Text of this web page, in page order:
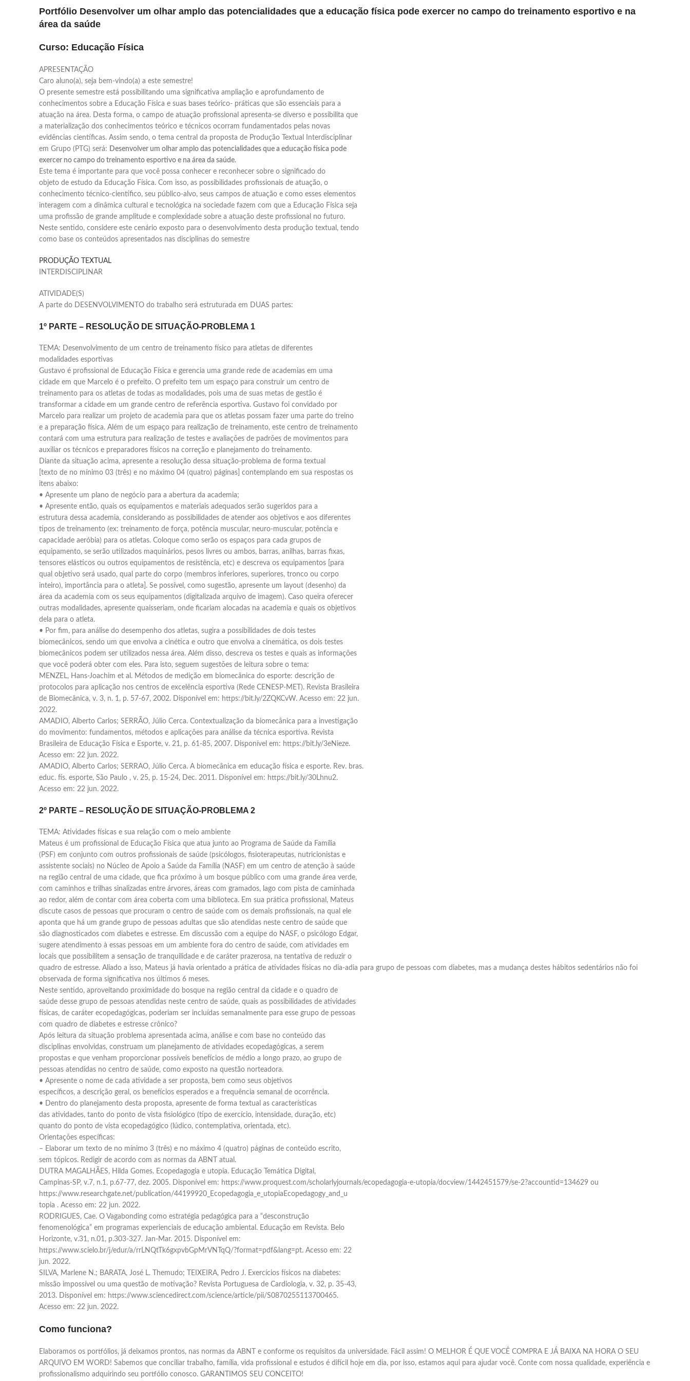
Portfólio Desenvolver um olhar amplo das potencialidades que a educação física pode exercer no campo do treinamento esportivo e na
área da saúde
Curso: Educação Física
APRESENTAÇÃO
Caro aluno(a), seja bem-vindo(a) a este semestre!
O presente semestre está possibilitando uma significativa ampliação e aprofundamento de
conhecimentos sobre a Educação Física e suas bases teórico- práticas que são essenciais para a
atuação na área. Desta forma, o campo de atuação profissional apresenta-se diverso e possibilita que
a materialização dos conhecimentos teórico e técnicos ocorram fundamentados pelas novas
evidências científicas. Assim sendo, o tema central da proposta de Produção Textual Interdisciplinar
em Grupo (PTG) será: Desenvolver um olhar amplo das potencialidades que a educação física pode
exercer no campo do treinamento esportivo e na área da saúde.
Este tema é importante para que você possa conhecer e reconhecer sobre o significado do
objeto de estudo da Educação Física. Com isso, as possibilidades profissionais de atuação, o
conhecimento técnico-científico, seu público-alvo, seus campos de atuação e como esses elementos
interagem com a dinâmica cultural e tecnológica na sociedade fazem com que a Educação Física seja
uma profissão de grande amplitude e complexidade sobre a atuação deste profissional no futuro.
Neste sentido, considere este cenário exposto para o desenvolvimento desta produção textual, tendo
como base os conteúdos apresentados nas disciplinas do semestre
PRODUÇÃO TEXTUAL
INTERDISCIPLINAR
ATIVIDADE(S)
A parte do DESENVOLVIMENTO do trabalho será estruturada em DUAS partes:
1º PARTE – RESOLUÇÃO DE SITUAÇÃO-PROBLEMA 1
TEMA: Desenvolvimento de um centro de treinamento físico para atletas de diferentes
modalidades esportivas
Gustavo é profissional de Educação Física e gerencia uma grande rede de academias em uma
cidade em que Marcelo é o prefeito. O prefeito tem um espaço para construir um centro de
treinamento para os atletas de todas as modalidades, pois uma de suas metas de gestão é
transformar a cidade em um grande centro de referência esportiva. Gustavo foi convidado por
Marcelo para realizar um projeto de academia para que os atletas possam fazer uma parte do treino
e a preparação física. Além de um espaço para realização de treinamento, este centro de treinamento
contará com uma estrutura para realização de testes e avaliações de padrões de movimentos para
auxiliar os técnicos e preparadores físicos na correção e planejamento do treinamento.
Diante da situação acima, apresente a resolução dessa situação-problema de forma textual
[texto de no mínimo 03 (três) e no máximo 04 (quatro) páginas] contemplando em sua respostas os
itens abaixo:
• Apresente um plano de negócio para a abertura da academia;
• Apresente então, quais os equipamentos e materiais adequados serão sugeridos para a
estrutura dessa academia, considerando as possibilidades de atender aos objetivos e aos diferentes
tipos de treinamento (ex: treinamento de força, potência muscular, neuro-muscular, potência e
capacidade aeróbia) para os atletas. Coloque como serão os espaços para cada grupos de
equipamento, se serão utilizados maquinários, pesos livres ou ambos, barras, anilhas, barras fixas,
tensores elásticos ou outros equipamentos de resistência, etc) e descreva os equipamentos [para
qual objetivo será usado, qual parte do corpo (membros inferiores, superiores, tronco ou corpo
inteiro), importância para o atleta]. Se possível, como sugestão, apresente um layout (desenho) da
área da academia com os seus equipamentos (digitalizada arquivo de imagem). Caso queira oferecer
outras modalidades, apresente quaisseriam, onde ficariam alocadas na academia e quais os objetivos
dela para o atleta.
• Por fim, para análise do desempenho dos atletas, sugira a possibilidades de dois testes
biomecânicos, sendo um que envolva a cinética e outro que envolva a cinemática, os dois testes
biomecânicos podem ser utilizados nessa área. Além disso, descreva os testes e quais as informações
que você poderá obter com eles. Para isto, seguem sugestões de leitura sobre o tema:
MENZEL, Hans-Joachim et al. Métodos de medição em biomecânica do esporte: descrição de
protocolos para aplicação nos centros de excelência esportiva (Rede CENESP-MET). Revista Brasileira
de Biomecânica, v. 3, n. 1, p. 57-67, 2002. Disponível em: https://bit.ly/2ZQKCvW. Acesso em: 22 jun.
2022.
AMADIO, Alberto Carlos; SERRÃO, Júlio Cerca. Contextualização da biomecânica para a investigação
do movimento: fundamentos, métodos e aplicações para análise da técnica esportiva. Revista
Brasileira de Educação Física e Esporte, v. 21, p. 61-85, 2007. Disponível em: https://bit.ly/3eNieze.
Acesso em: 22 jun. 2022.
AMADIO, Alberto Carlos; SERRAO, Júlio Cerca. A biomecânica em educação física e esporte. Rev. bras.
educ. fís. esporte, São Paulo , v. 25, p. 15-24, Dec. 2011. Disponível em: https://bit.ly/30Lhnu2.
Acesso em: 22 jun. 2022.
2º PARTE – RESOLUÇÃO DE SITUAÇÃO-PROBLEMA 2
TEMA: Atividades físicas e sua relação com o meio ambiente
Mateus é um profissional de Educação Física que atua junto ao Programa de Saúde da Família
(PSF) em conjunto com outros profissionais de saúde (psicólogos, fisioterapeutas, nutricionistas e
assistente sociais) no Núcleo de Apoio a Saúde da Família (NASF) em um centro de atenção à saúde
na região central de uma cidade, que fica próximo à um bosque público com uma grande área verde,
com caminhos e trilhas sinalizadas entre árvores, áreas com gramados, lago com pista de caminhada
ao redor, além de contar com área coberta com uma biblioteca. Em sua prática profissional, Mateus
discute casos de pessoas que procuram o centro de saúde com os demais profissionais, na qual ele
aponta que há um grande grupo de pessoas adultas que são atendidas neste centro de saúde que
são diagnosticados com diabetes e estresse. Em discussão com a equipe do NASF, o psicólogo Edgar,
sugere atendimento à essas pessoas em um ambiente fora do centro de saúde, com atividades em
locais que possibilitem a sensação de tranquilidade e de caráter prazerosa, na tentativa de reduzir o
quadro de estresse. Aliado a isso, Mateus já havia orientado a prática de atividades físicas no dia-adia para grupo de pessoas com diabetes, mas a mudança destes hábitos sedentários não foi
observada de forma significativa nos últimos 6 meses.
Neste sentido, aproveitando proximidade do bosque na região central da cidade e o quadro de
saúde desse grupo de pessoas atendidas neste centro de saúde, quais as possibilidades de atividades
físicas, de caráter ecopedagógicas, poderiam ser incluídas semanalmente para esse grupo de pessoas
com quadro de diabetes e estresse crônico?
Após leitura da situação problema apresentada acima, análise e com base no conteúdo das
disciplinas envolvidas, construam um planejamento de atividades ecopedagógicas, a serem
propostas e que venham proporcionar possíveis benefícios de médio a longo prazo, ao grupo de
pessoas atendidas no centro de saúde, como exposto na questão norteadora.
• Apresente o nome de cada atividade a ser proposta, bem como seus objetivos
específicos, a descrição geral, os benefícios esperados e a frequência semanal de ocorrência.
• Dentro do planejamento desta proposta, apresente de forma textual as características
das atividades, tanto do ponto de vista fisiológico (tipo de exercício, intensidade, duração, etc)
quanto do ponto de vista ecopedagógico (lúdico, contemplativa, orientada, etc).
Orientações específicas:
– Elaborar um texto de no mínimo 3 (três) e no máximo 4 (quatro) páginas de conteúdo escrito,
sem tópicos. Redigir de acordo com as normas da ABNT atual.
DUTRA MAGALHÃES, Hilda Gomes. Ecopedagogia e utopia. Educação Temática Digital,
Campinas-SP, v.7, n.1, p.67-77, dez. 2005. Disponível em: https://www.proquest.com/scholarlyjournals/ecopedagogia-e-utopia/docview/1442451579/se-2?accountid=134629 ou
https://www.researchgate.net/publication/44199920_Ecopedagogia_e_utopiaEcopedagogy_and_u
topia . Acesso em: 22 jun. 2022.
RODRIGUES, Cae. O Vagabonding como estratégia pedagógica para a “desconstrução
fenomenológica” em programas experienciais de educação ambiental. Educação em Revista. Belo
Horizonte, v.31, n.01, p.303-327. Jan-Mar. 2015. Disponível em:
https://www.scielo.br/j/edur/a/rrLNQtTk6gxpvbGpMrVNTqQ/?format=pdf&lang=pt. Acesso em: 22
jun. 2022.
SILVA, Marlene N.; BARATA, José L. Themudo; TEIXEIRA, Pedro J. Exercícios físicos na diabetes:
missão impossível ou uma questão de motivação? Revista Portuguesa de Cardiologia, v. 32, p. 35-43,
2013. Disponível em: https://www.sciencedirect.com/science/article/pii/S0870255113700465.
Acesso em: 22 jun. 2022.
Como funciona?
Elaboramos os portfólios, já deixamos prontos, nas normas da ABNT e conforme os requisitos da universidade. Fácil assim! O MELHOR É QUE VOCÊ COMPRA E JÁ BAIXA NA HORA O SEU
ARQUIVO EM WORD! Sabemos que conciliar trabalho, família, vida profissional e estudos é difícil hoje em dia, por isso, estamos aqui para ajudar você. Conte com nossa qualidade, experiência e
profissionalismo adquirindo seu portfólio conosco. GARANTIMOS SEU CONCEITO!
Elaboramos os portfólios
Envio imediato